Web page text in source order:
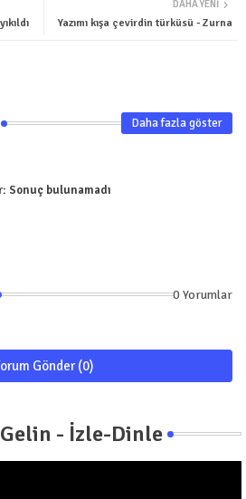
ter tsa
DAHA YENI
Yazımı kışa çevirdin türküsü - Zurna
Daha fazla göster
Sonuç bulunamadı
0 Yorumlar
Gönder (0)
- İzle-Dinle